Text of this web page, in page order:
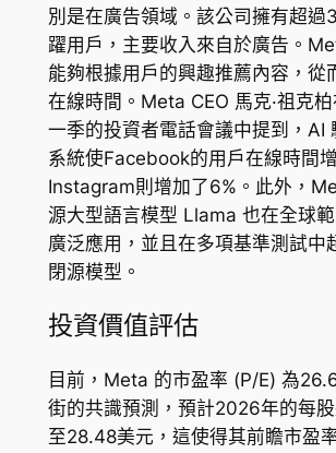
別是在廣告領域。該公司擁有超過
躍用戶，主要收入來自於廣告。
能夠根據用戶的興趣推薦內容，從
在線時間。Meta CEO 馬克·祖克
一季的投資者電話會議中提到，AI
系統使Facebook的用戶在線時間
Instagram則增加了6%。此外，
源大型語言模型 Llama 也在全球
廣泛應用，並且在多項基準測試中
閉源模型。
投資價值評估
目前，Meta 的市盈率 (P/E) 為
街的共識預測，預計2026年的每
至28.48美元，這使得其前瞻市盈